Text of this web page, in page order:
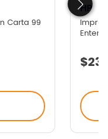
Carta 99
HP